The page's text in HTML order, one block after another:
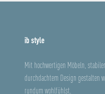
ib style
Mit hochwertigen Möbeln,
durchdachtem Design gestalten
rundum wohlfühlst.